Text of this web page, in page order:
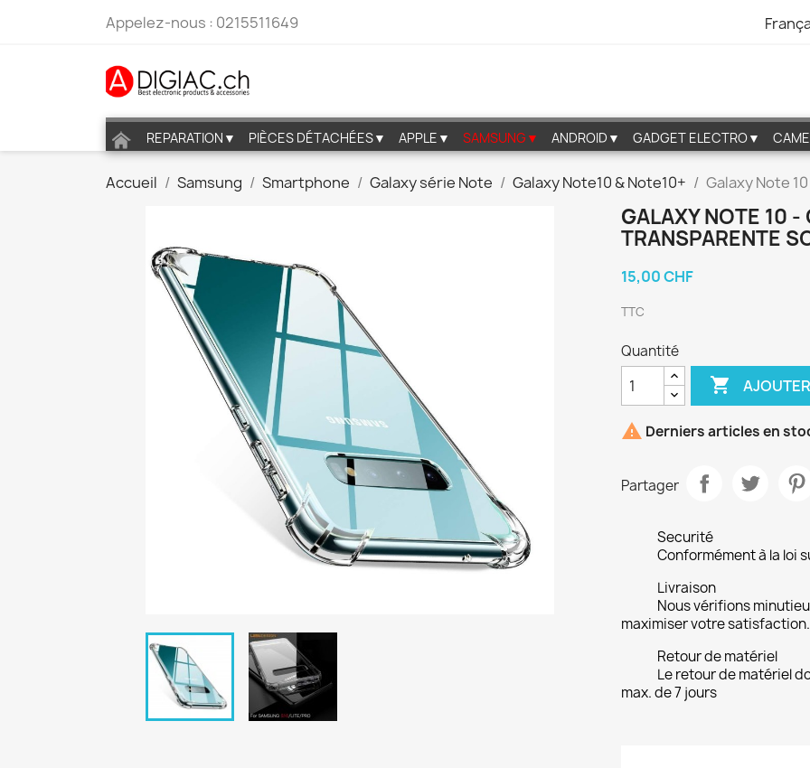
Appelez-nous : 0215511649
REPARATION▼ PIÈCES DÉTACHÉES▼ APPLE▼ SAMSUNG▼ ANDROID▼ GADGET ELECTRO▼
Accueil Samsung Smartphone Galaxy série Note Galaxy Note10 & Note10+ Galaxy Note
GALAXY NOTE 10
TRANSPARENTE
15,00 CHF
TTC
Quantité

 Derniers articles en
Partager
Securité
Conformément à la loi
Livraison
Nous vérifions
maximiser votre satisfaction.
Retour de matériel
Le retour de matériel
max. de 7 jours